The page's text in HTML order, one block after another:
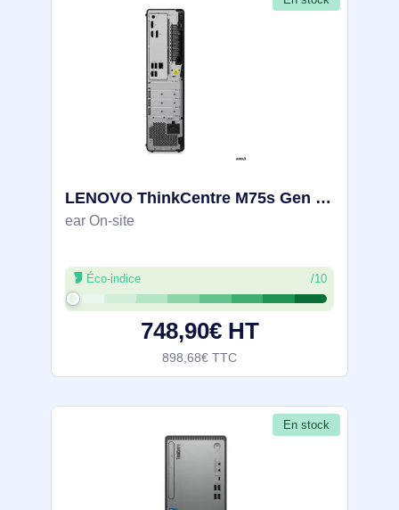
LENOVO ThinkCentre M75s Gen 5 AMD Ryzen 5 8500G 8Go 256Go SSD M.2 2280 PCIe AMD Radeon 740M W11P 3 Y - 12TA005NFR
ear On-site
Éco-indice /10
748,90€ HT
898,68€ TTC
En stock